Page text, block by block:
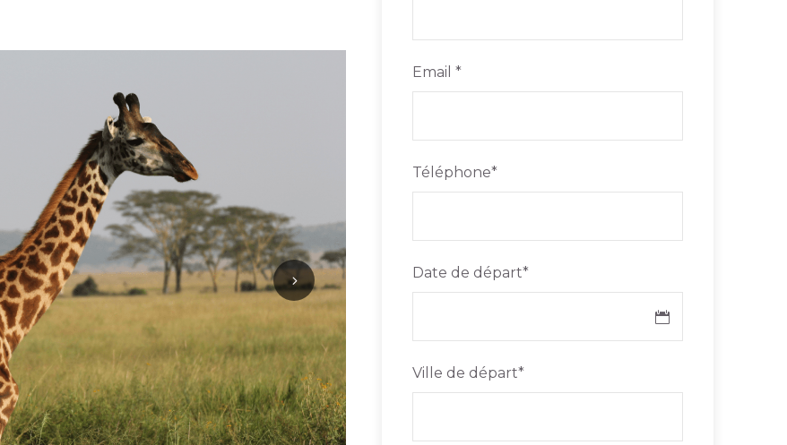
Email *
Téléphone*
Date de départ*
Ville de départ*